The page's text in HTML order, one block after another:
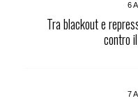
6
Tra blackout e
contro
7